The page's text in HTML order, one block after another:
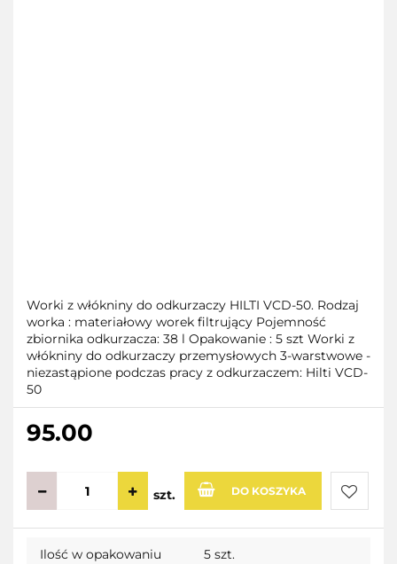
Worki z włókniny do odkurzaczy HILTI VCD-50. Rodzaj
worka : materiałowy worek filtrujący Pojemność
zbiornika odkurzacza: 38 l Opakowanie : 5 szt Worki z
włókniny do odkurzaczy przemysłowych 3-warstwowe -
niezastąpione podczas pracy z odkurzaczem: Hilti VCD-
50
95.00
szt. DO KOSZYKA
Do
Ilość w opakowaniu 5 szt.